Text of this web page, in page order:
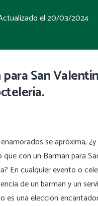
el20/03/2024
San
se aproxima,
que con un Barman para
En cualquier evento o
de un barman y un
es una elección